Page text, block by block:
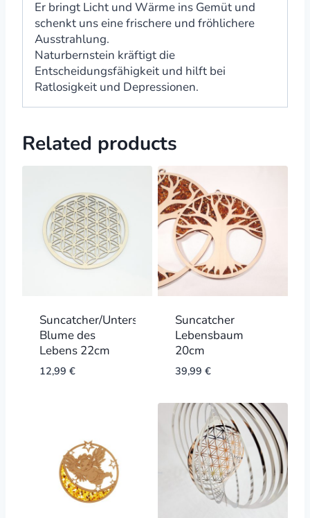
Er bringt Licht und Wärme ins Gemüt und
schenkt uns eine frischere und fröhlichere
Ausstrahlung.
Naturbernstein kräftigt die
Entscheidungsfähigkeit und hilft bei
Ratlosigkeit und Depressionen.
Related products
Suncatcher/Untersetzer
Blume des
Lebens 22cm
12,99 €
Suncatcher
Lebensbaum
20cm
39,99 €